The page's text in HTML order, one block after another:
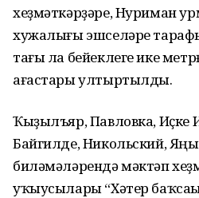
хеҙмәткәрҙәре, Нуриман
хужалығы эшселәре
тағы ла бейеклеге ике
ағастары ултыртылды.
Ҡыҙылъяр, Павловка, Иҫке
Байгилде, Никольский,
биләмәләрендә мәктәп
уҡыусылары “Хәтер